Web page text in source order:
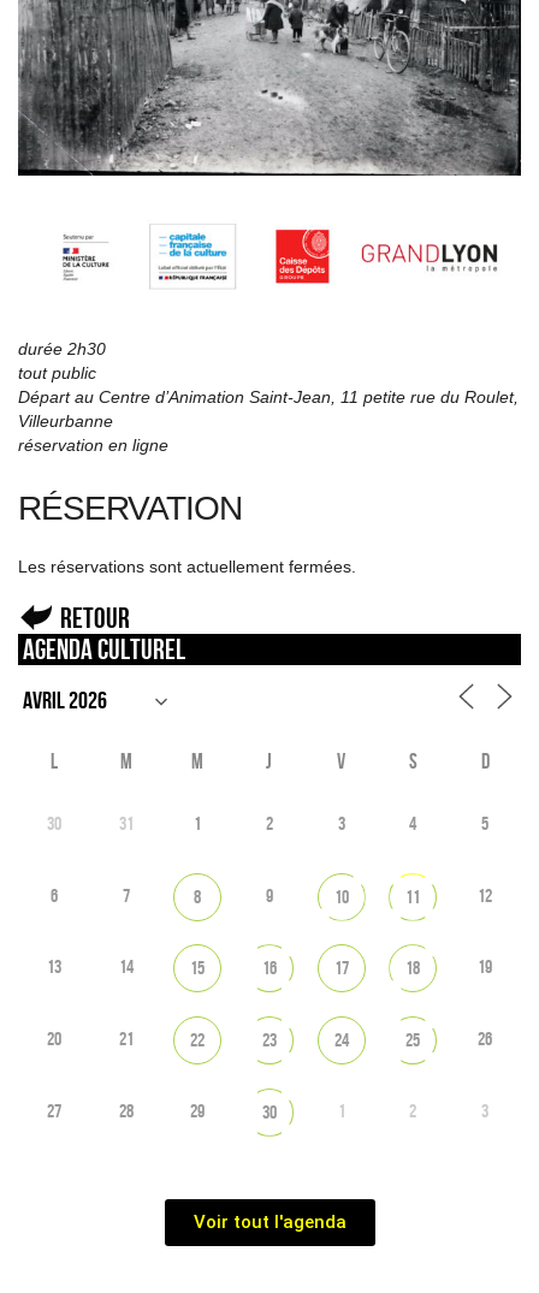
durée 2h30
tout public
Départ au Centre d’Animation Saint-Jean,
11 petite rue du Roulet,
Villeurbanne
réservation en ligne
RÉSERVATION
Les réservations sont actuellement fermées.
Retour
Agenda culturel
L M M J V S D
30 31 1 2 3 4 5
6 7 8 9 10 11 12
13 14 15 16 17 18 19
20 21 22 23 24 25 26
27 28 29 30 1 2 3
Voir tout l'agenda